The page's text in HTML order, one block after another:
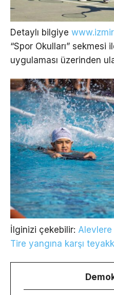
Detaylı bilgiye
“Spor Okulları” sekmesi
uygulaması üzerinden
İlginizi çekebilir: Alevlere
Tire yangına karşı